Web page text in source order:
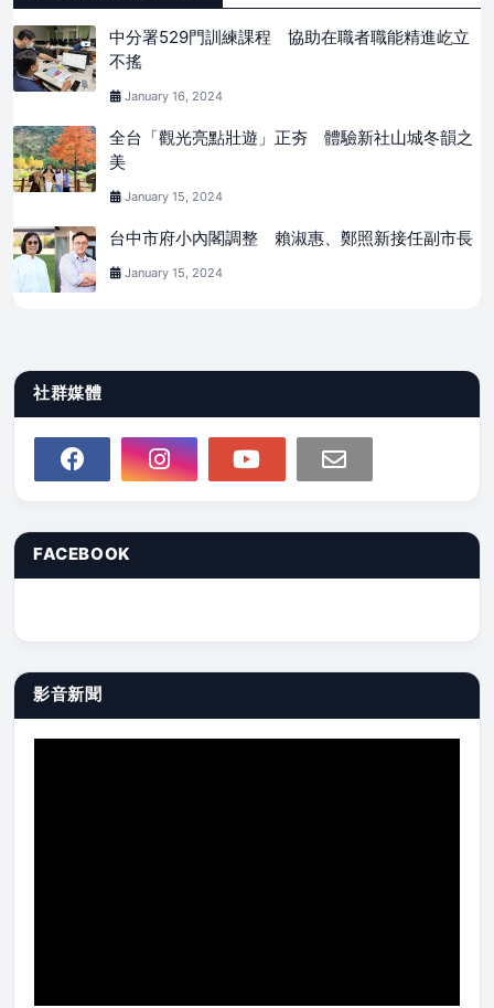
中分署529門訓練課程 協助在職者職能精進屹立
不搖
January 16, 2024
全台「觀光亮點壯遊」正夯 體驗新社山城冬韻之
美
January 15, 2024
台中市府小內閣調整 賴淑惠、鄭照新接任副市長
January 15, 2024
社群媒體
FACEBOOK
影音新聞